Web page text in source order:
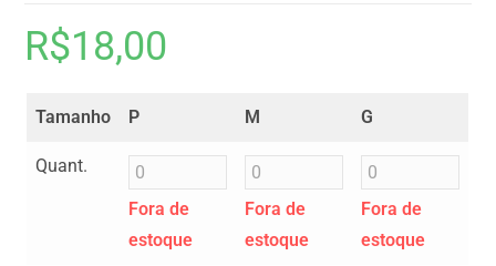
R$18,00
Tamanho P M G
Quant.
Fora de
estoque
Fora de
estoque
Fora de
estoque